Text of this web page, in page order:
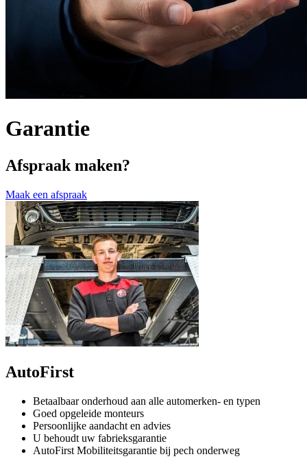
Garantie
Afspraak maken?
Maak een afspraak
AutoFirst
Betaalbaar onderhoud aan alle automerken- en typen
Goed opgeleide monteurs
Persoonlijke aandacht en advies
U behoudt uw fabrieksgarantie
AutoFirst Mobiliteitsgarantie bij pech onderweg